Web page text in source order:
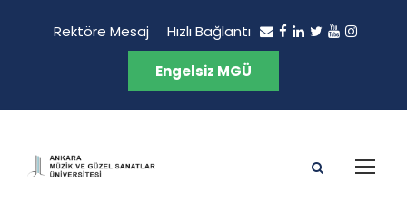
Rektöre Mesaj Hızlı Bağlantı
Engelsiz MGÜ